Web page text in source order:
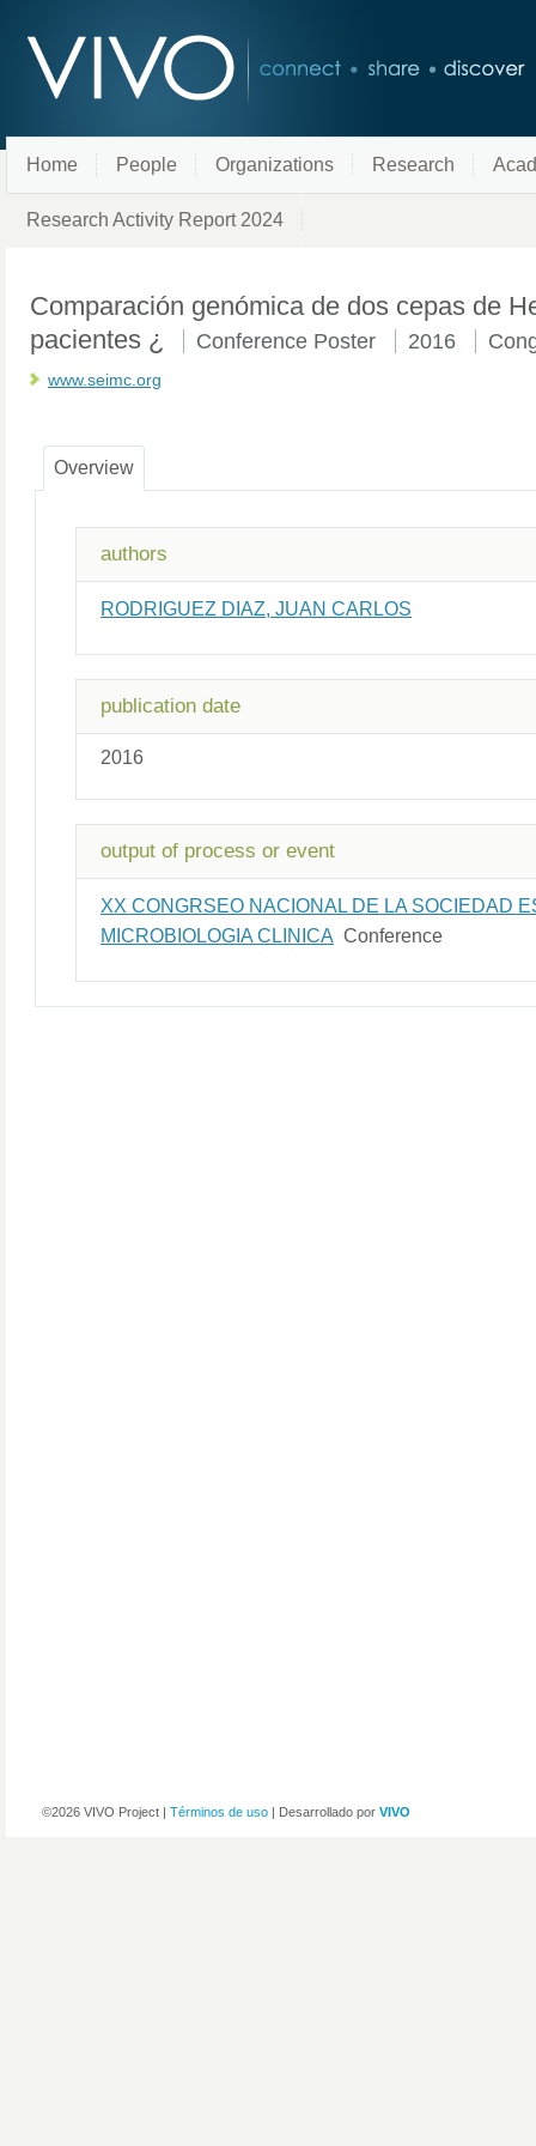
Home People Organizations Research
Research Activity Report 2024
Comparación genómica de dos cepas de
pacientes ¿
Conference Poster 2016
www.seimc.org
Overview
authors
RODRIGUEZ DIAZ, JUAN CARLOS
publication date
2016
output of process or event
XX CONGRSEO NACIONAL DE LA SOCIEDAD
MICROBIOLOGIA CLINICA Conference
©2026 VIVO Project | Términos de uso | Desarrollado por VIVO